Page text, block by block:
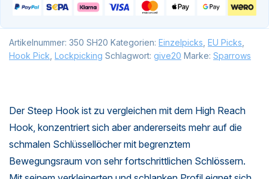
Artikelnummer: 350 SH20 Kategorien: Einzelpicks EU Picks
Hook Pick Lockpicking Schlagwort: give20 Marke: Sparrows
Der Steep Hook ist zu vergleichen mit dem High Reach
Hook , konzentriert sich aber andererseits mehr auf die
schmalen Schlüssellöcher mit begrenztem
Bewegungsraum von sehr fortschrittlichen Schlössern.